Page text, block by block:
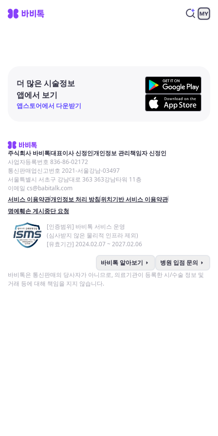
더 많은 시술정보
앱에서 보기
앱스토어에서 다운받기
주식회사 바비톡대표이사 신정인개인정보 관리책임자 신정인
사업자등록번호 836-86-02172
통신판매업신고번호 2021-서울강남-03497
서울특별시 서초구 강남대로 363 363강남타워 11층
이메일 cs@babitalk.com
서비스 이용약관개인정보 처리 방침위치기반 서비스 이용약관
명예훼손 게시중단 요청
[인증범위] 바비톡 서비스 운영
(심사받지 않은 물리적 인프라 제외)
[유효기간] 2024.02.07 ~ 2027.02.06
바비톡 알아보기 arrow_right 병원 입점 문의 arrow_right
바비톡은 통신판매의 당사자가 아니므로, 의료기관이 등록한 시/수술 정보 및
거래 등에 대해 책임을 지지 않습니다.